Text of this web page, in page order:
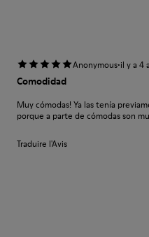
Anonymous·il y a 4
Comodidad
Muy cómodas! Ya las tenía
porque a parte de cómodas son
Traduire l'Avis